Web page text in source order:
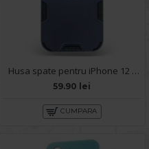
Husa spate pentru iPhone 12 - Mantis Case Albastru / Negru
59.90 lei
CUMPARA